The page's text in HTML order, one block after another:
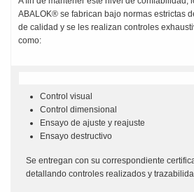
ABALOK® se fabrican bajo normas estrictas
de calidad y se les realizan controles
como:
Control visual
Control dimensional
Ensayo de ajuste y reajuste
Ensayo destructivo
Se entregan con su correspondiente
detallando controles realizados y